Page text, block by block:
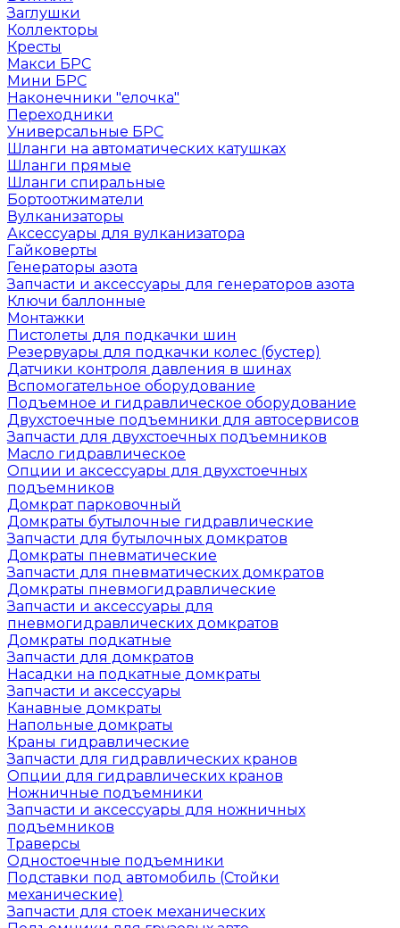
Заглушки
Коллекторы
Кресты
Макси БРС
Мини БРС
Наконечники "елочка"
Переходники
Универсальные БРС
Шланги на автоматических катушках
Шланги прямые
Шланги спиральные
Бортоотжиматели
Вулканизаторы
Аксессуары для вулканизатора
Гайковерты
Генераторы азота
Запчасти и аксессуары для генераторов азота
Ключи баллонные
Монтажки
Пистолеты для подкачки шин
Резервуары для подкачки колес (бустер)
Датчики контроля давления в шинах
Вспомогательное оборудование
Подъемное и гидравлическое оборудование
Двухстоечные подъемники для автосервисов
Запчасти для двухстоечных подъемников
Масло гидравлическое
Опции и аксессуары для двухстоечных
подъемников
Домкрат парковочный
Домкраты бутылочные гидравлические
Запчасти для бутылочных домкратов
Домкраты пневматические
Запчасти для пневматических домкратов
Домкраты пневмогидравлические
Запчасти и аксессуары для
пневмогидравлических домкратов
Домкраты подкатные
Запчасти для домкратов
Насадки на подкатные домкраты
Запчасти и аксессуары
Канавные домкраты
Напольные домкраты
Краны гидравлические
Запчасти для гидравлических кранов
Опции для гидравлических кранов
Ножничные подъемники
Запчасти и аксессуары для ножничных
подъемников
Траверсы
Одностоечные подъемники
Подставки под автомобиль (Стойки
механические)
Запчасти для стоек механических